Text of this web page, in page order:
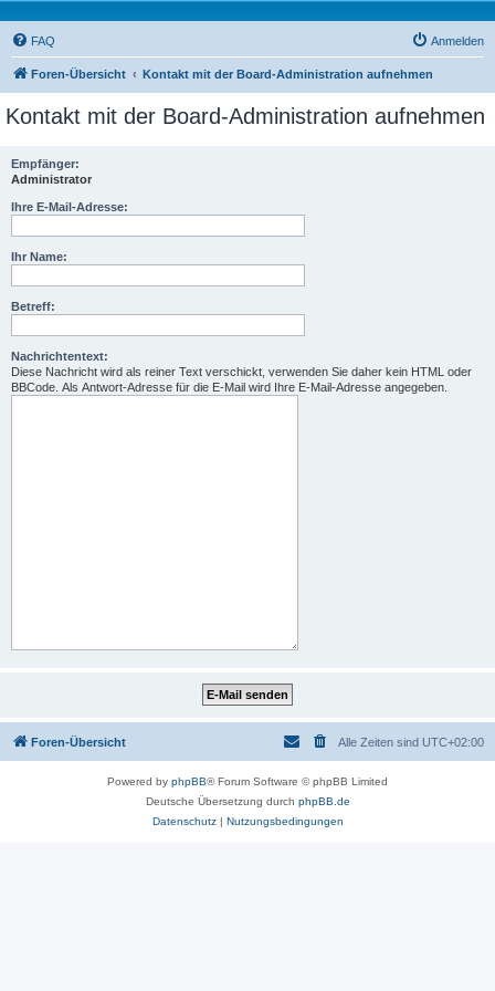
FAQ Anmelden
Foren-Übersicht Kontakt mit der Board-Administration aufnehmen
Kontakt mit der Board-Administration aufnehmen
Empfänger:
Administrator
Ihre E-Mail-Adresse:
Ihr Name:
Betreff:
Nachrichtentext:
Diese Nachricht wird als reiner Text verschickt, verwenden Sie daher kein HTML oder
BBCode. Als Antwort-Adresse für die E-Mail wird Ihre E-Mail-Adresse angegeben.
Foren-Übersicht Alle Zeiten sind UTC+02:00
Powered by phpBB® Forum Software © phpBB Limited
Deutsche Übersetzung durch phpBB.de
Datenschutz| Nutzungsbedingungen